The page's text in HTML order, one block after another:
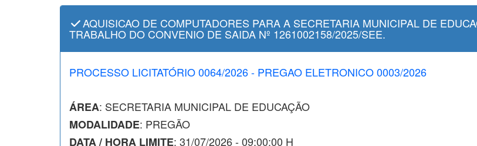
AQUISICAO DE COMPUTADORES PARA A SECRETARIA MUNICIPAL DE
TRABALHO DO CONVENIO DE SAIDA Nº 1261002158/2025/SEE.
PROCESSO LICITATÓRIO 0064/2026 - PREGAO ELETRONICO 0003/2026
ÁREA: SECRETARIA MUNICIPAL DE EDUCAÇÃO
MODALIDADE: PREGÃO
DATA / HORA LIMITE: 31/07/2026 - 09:00:00 H